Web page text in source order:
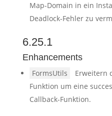
Map-Domain in ein
Deadlock-Fehler zu
6.25.1
Enhancements
FormsUtils
Erweitern
Funktion um eine
Callback-Funktion.